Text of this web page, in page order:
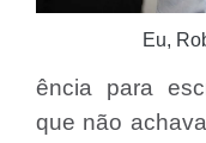
Eu,
ência para
que não